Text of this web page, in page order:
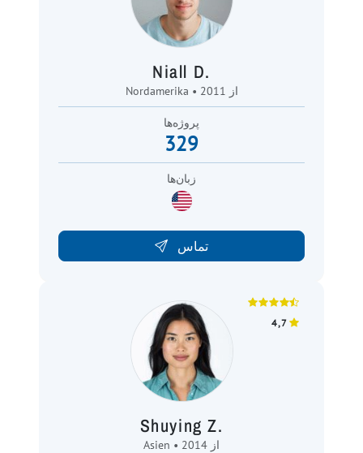
Niall D.
Nordamerika • از 2011
پروژه‌ها
329
زبان‌ها
تماس
4,7
Shuying Z.
Asien • از 2014